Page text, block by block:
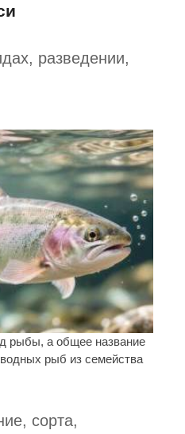
разведении,
рыбы, а общее название
рыб из семейства
сорта,